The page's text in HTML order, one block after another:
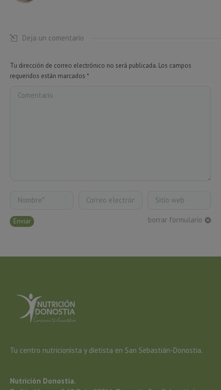
Deja un comentario
Tu dirección de correo electrónico no será publicada. Los campos
requeridos están marcados *
Comentario
Nombre * Correo electrónico * Sitio web
borrar formulario
Enviar
Tu centro nutricionista y dietista en San Sebastián-Donostia.
Nutrición Donostia.